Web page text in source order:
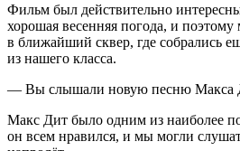
Фильм был действительно
хорошая весенняя погода, и
в ближайший сквер, где собрались
из нашего класса.
— Вы слышали новую песню Макса
Макс Дит было одним из наиболее
он всем нравился, и мы могли